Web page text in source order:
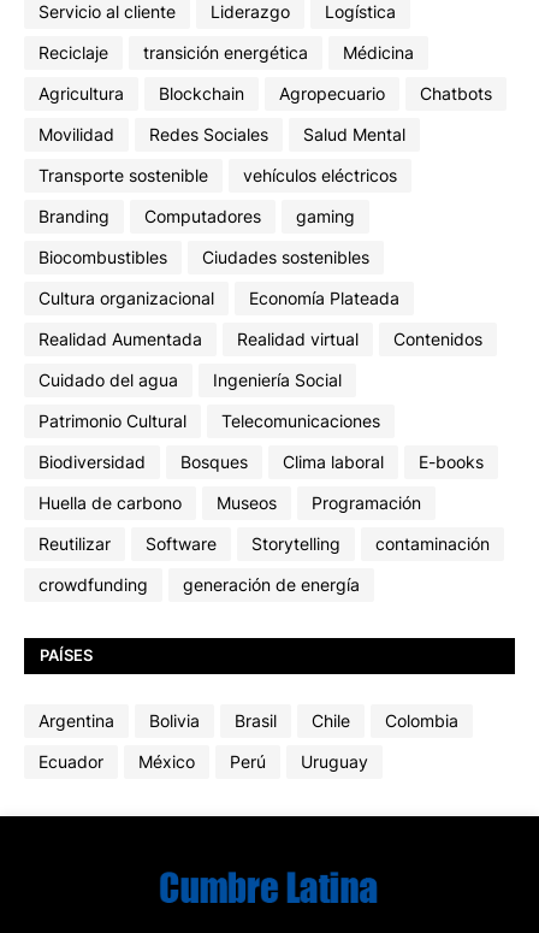
Servicio al cliente
Liderazgo
Logística
Reciclaje
transición energética
Médicina
Agricultura
Blockchain Agropecuario
Chatbots
Movilidad
Redes Sociales
Salud Mental
Transporte sostenible
vehículos eléctricos
Branding
Computadores
gaming
Biocombustibles
Ciudades sostenibles
Cultura organizacional
Economía Plateada
Realidad Aumentada
Realidad virtual
Contenidos
Cuidado del agua
Ingeniería Social
Patrimonio Cultural
Telecomunicaciones
Biodiversidad
Bosques Clima laboral
E-books
Huella de carbono
Museos
Programación
Reutilizar
Software Storytelling
contaminación
crowdfunding
generación de energía
PAÍSES
Argentina Bolivia Brasil Chile
Colombia
Ecuador
México Perú Uruguay